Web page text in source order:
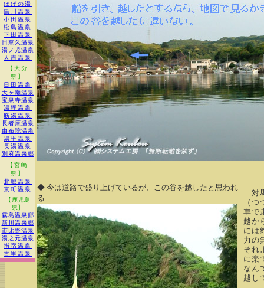
はげの湯
黒川温泉
小田温泉
松島温泉
下田温泉
日奈久温泉
湯ノ児温泉
人吉温泉
【大分
県】
日田温泉
天ヶ瀬温泉
宝泉寺温泉
湯坪温泉
筋湯温泉
長者原温泉
由布院温泉
湯平温泉
長湯温泉
別府温泉郷
【宮崎
県】
北郷温泉
京町温泉
【鹿児島
県】
霧島温泉郷
新川温泉郷
市比野温泉
湯之元温泉
指宿温泉
古里温泉
◆ 今は道路で盛り上げているが、この谷を越したと思われ
る
対
（
車で
越か
には
力の
それ
に楽
なん
越し